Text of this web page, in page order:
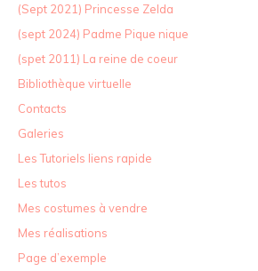
(Sept 2021) Princesse Zelda
(sept 2024) Padme Pique nique
(spet 2011) La reine de coeur
Bibliothèque virtuelle
Contacts
Galeries
Les Tutoriels liens rapide
Les tutos
Mes costumes à vendre
Mes réalisations
Page d’exemple